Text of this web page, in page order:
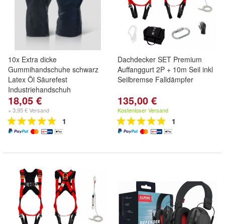
10x Extra dicke
Gummihandschuhe schwarz
Latex Öl Säurefest
Industriehandschuh
18,05 €
+ 3,95 € Versand
1
Dachdecker SET Premium
Auffanggurt 2P + 10m Seil inkl
Seilbremse Falldämpfer
135,00 €
Kostenloser Versand
1